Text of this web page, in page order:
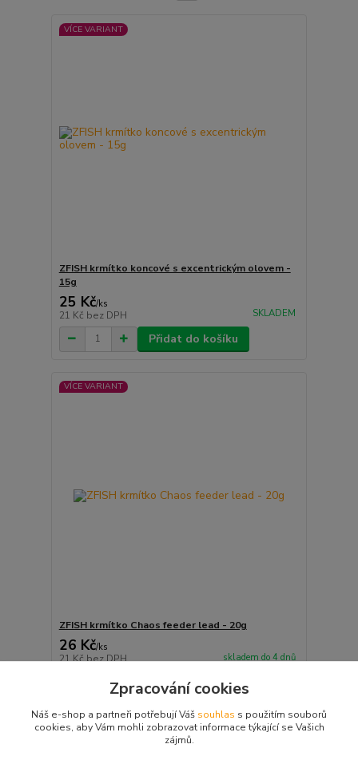
VÍCE VARIANT
ZFISH krmítko koncové s excentrickým olovem -
15g
25 Kč/ks
21 Kč bez DPH SKLADEM
Přidat do košíku
VÍCE VARIANT
ZFISH krmítko Chaos feeder lead - 20g
26 Kč/ks
21 Kčbez DPH skladem do 4 dnů
Přidat do košíku
strana
Zpracování cookies
Náš e-shop a partneři potřebují Váš souhlas s použitím souborů
cookies, aby Vám mohli zobrazovat informace týkající se Vašich
zájmů.